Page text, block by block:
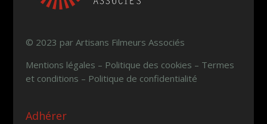
© 2023 par Artisans Filmeurs Associés
Mentions légales – Politique des cookies – Termes
et conditions – Politique de confidentialité
Adhérer